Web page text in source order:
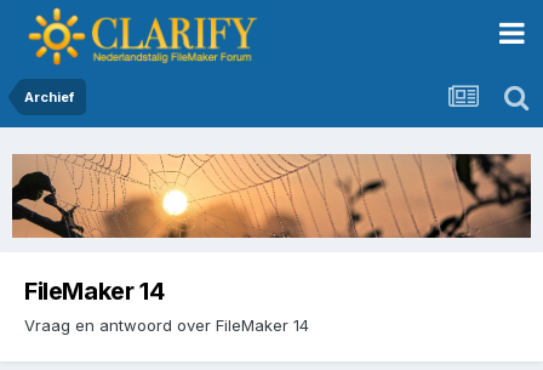
Archief
FileMaker 14
Vraag en antwoord over FileMaker 14